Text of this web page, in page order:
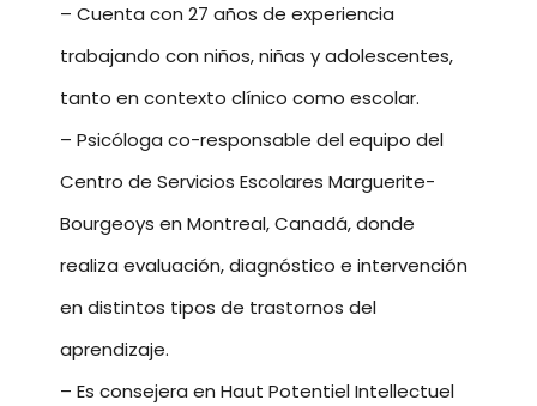
– Cuenta con 27 años de experiencia
trabajando con niños, niñas y adolescentes,
tanto en contexto clínico como escolar.
– Psicóloga co-responsable del equipo del
Centro de Servicios Escolares Marguerite-
Bourgeoys en Montreal, Canadá, donde
realiza evaluación, diagnóstico e intervención
en distintos tipos de trastornos del
aprendizaje.
– Es consejera en Haut Potentiel Intellectuel